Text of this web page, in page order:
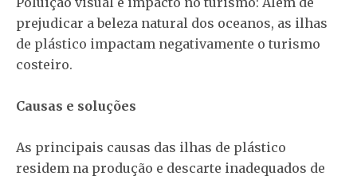
prejudicar a beleza natural dos oceanos, as ilhas
de plástico impactam negativamente o turismo
costeiro.
Causas e soluções
As principais causas das ilhas de plástico
residem na produção e descarte inadequados de